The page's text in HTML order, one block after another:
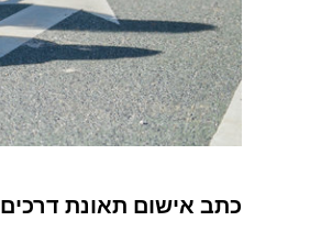
כתב אישום תאונת דרכים